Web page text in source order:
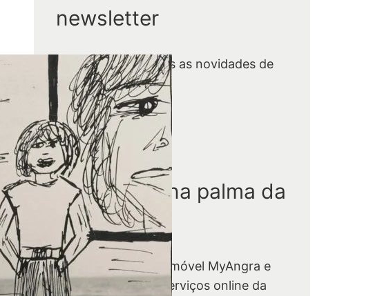
newsletter
Fique a par de todas as novidades de
Angra do Heroísmo.
Aderir
Angra está na palma da
sua mão.
Descarregue a app móvel MyAngra e
tenha acesso aos serviços online da